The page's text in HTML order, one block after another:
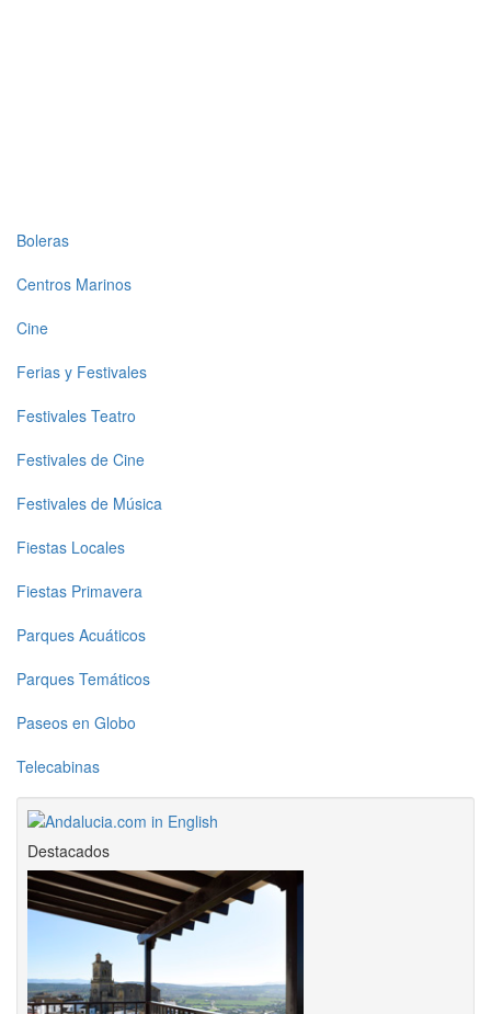
Top
level
1
Boleras
Centros Marinos
Cine
Ferias y Festivales
Festivales Teatro
Festivales de Cine
Festivales de Música
Fiestas Locales
Fiestas Primavera
Parques Acuáticos
Parques Temáticos
Paseos en Globo
Telecabinas
Destacados